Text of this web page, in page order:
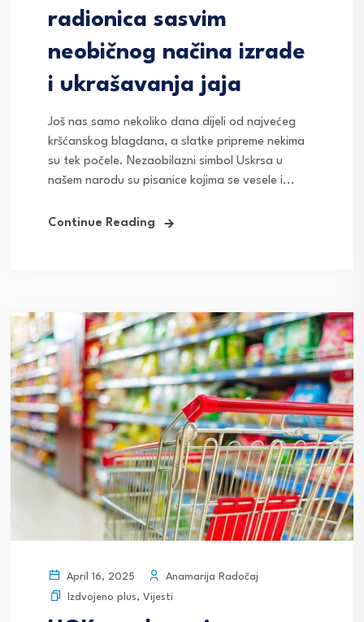
radionica sasvim
neobičnog načina izrade
i ukrašavanja jaja
Još nas samo nekoliko dana dijeli od najvećeg
kršćanskog blagdana, a slatke pripreme nekima
su tek počele. Nezaobilazni simbol Uskrsa u
našem narodu su pisanice kojima se vesele i...
Continue Reading
April 16, 2025
Anamarija Radočaj
Izdvojeno plus, Vijesti